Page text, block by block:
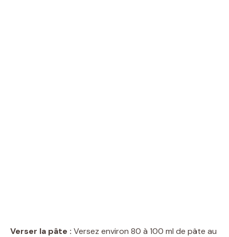
Verser la pâte : Versez environ 80 à 100 ml de pâte au